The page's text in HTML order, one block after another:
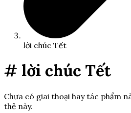
lời chúc Tết
# lời chúc Tết
Chưa có giai thoại hay tác phẩm
thẻ này.